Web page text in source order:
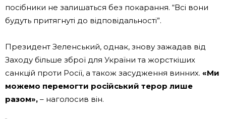
посібники не залишаться без покарання. “Всі вони
будуть притягнуті до відповідальності”.
Президент Зеленський, однак, знову зажадав від
Заходу більше зброї для України та жорсткіших
санкцій проти Росії, а також засудження винних. «Ми
можемо перемогти російський терор лише
разом», – наголосив він.